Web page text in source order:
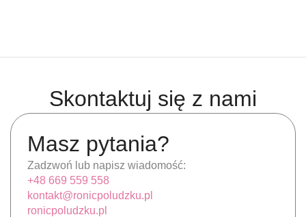
Skontaktuj się z nami
Masz pytania?
Zadzwoń lub napisz wiadomość:
+48 669 559 558
kontakt@ronicpoludzku.pl
ronicpoludzku.pl